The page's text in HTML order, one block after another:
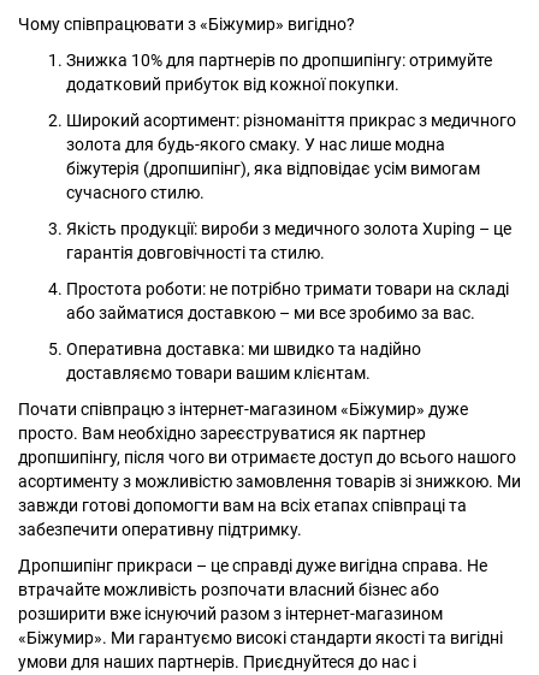
Чому співпрацювати з «Біжумир» вигідно?
Знижка 10% для партнерів по дропшипінгу: отримуйте
додатковий прибуток від кожної покупки.
Широкий асортимент: різноманіття прикрас з медичного
золота для будь-якого смаку. У нас лише модна
біжутерія (дропшипінг), яка відповідає усім вимогам
сучасного стилю.
Якість продукції: вироби з медичного золота Xuping – це
гарантія довговічності та стилю.
Простота роботи: не потрібно тримати товари на складі
або займатися доставкою – ми все зробимо за вас.
Оперативна доставка: ми швидко та надійно
доставляємо товари вашим клієнтам.
Почати співпрацю з інтернет-магазином «Біжумир» дуже
просто. Вам необхідно зареєструватися як партнер
дропшипінгу, після чого ви отримаєте доступ до всього нашого
асортименту з можливістю замовлення товарів зі знижкою. Ми
завжди готові допомогти вам на всіх етапах співпраці та
забезпечити оперативну підтримку.
Дропшипінг прикраси – це справді дуже вигідна справа. Не
втрачайте можливість розпочати власний бізнес або
розширити вже існуючий разом з інтернет-магазином
«Біжумир». Ми гарантуємо високі стандарти якості та вигідні
умови для наших партнерів. Приєднуйтеся до нас і